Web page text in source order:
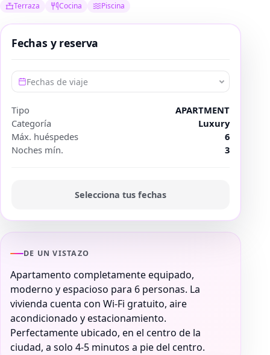
Terraza Cocina Piscina
DE UN VISTAZO
Apartamento completamente equipado,
moderno y espacioso para 6 personas. La
vivienda cuenta con Wi-Fi gratuito, aire
acondicionado y estacionamiento.
Perfectamente ubicado, en el centro de la
ciudad, a solo 4-5 minutos a pie del centro.
Fechas y reserva
Fechas de viaje
Tipo
APARTMENT
Categoría
Luxury
Máx. huéspedes
6
Noches mín.
3
Selecciona tus fechas